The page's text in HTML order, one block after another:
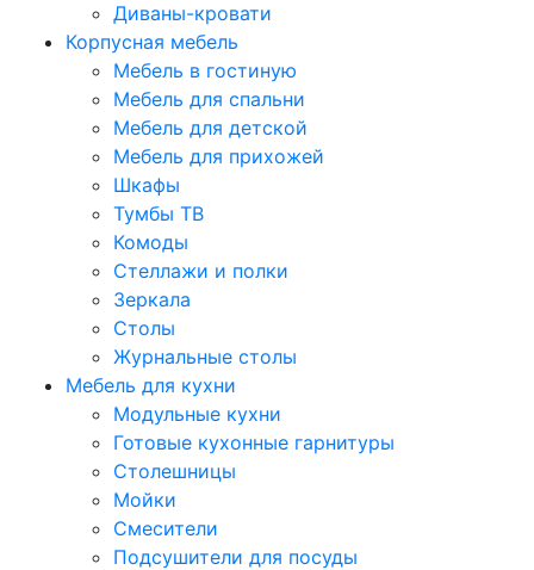
Диваны-кровати
Корпусная мебель
Мебель в гостиную
Мебель для спальни
Мебель для детской
Мебель для прихожей
Шкафы
Тумбы ТВ
Комоды
Стеллажи и полки
Зеркала
Столы
Журнальные столы
Мебель для кухни
Модульные кухни
Готовые кухонные гарнитуры
Столешницы
Мойки
Смесители
Подсушители для посуды